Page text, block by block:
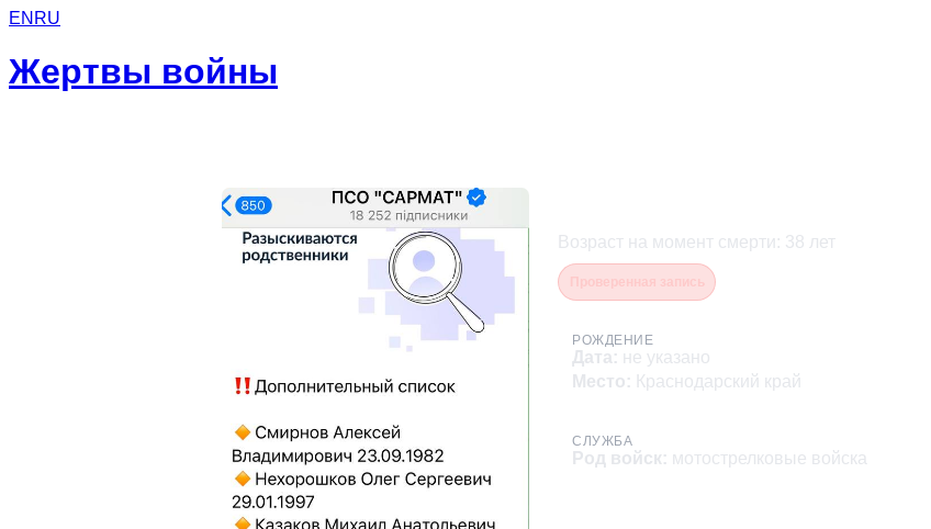
EN RU
Жертвы войны
Возраст на момент смерти : 38 лет
РОЖДЕНИЕ
Дата: не указано
Место: Краснодарский край
СЛУЖБА
Род войск: мотострелковые войска